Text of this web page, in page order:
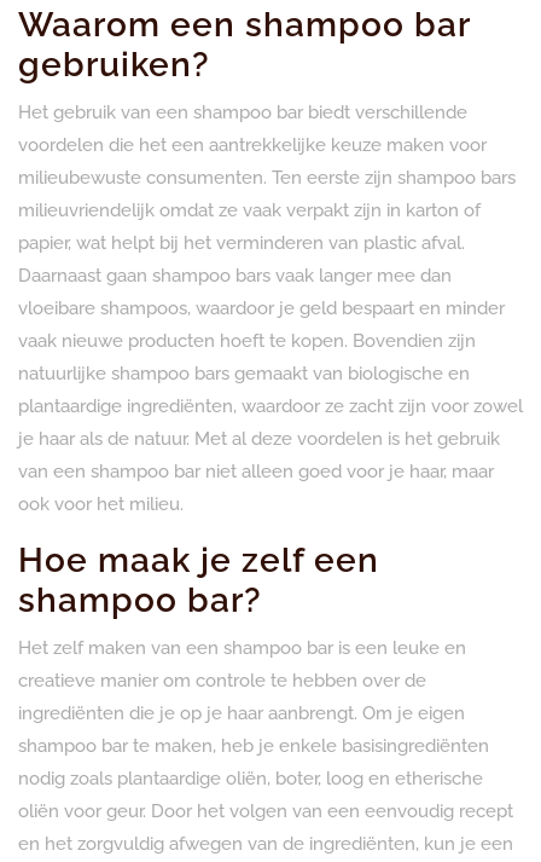
Waarom een shampoo bar
gebruiken?
Het gebruik van een shampoo bar biedt verschillende
voordelen die het een aantrekkelijke keuze maken voor
milieubewuste consumenten. Ten eerste zijn shampoo bars
milieuvriendelijk omdat ze vaak verpakt zijn in karton of
papier, wat helpt bij het verminderen van plastic afval.
Daarnaast gaan shampoo bars vaak langer mee dan
vloeibare shampoos, waardoor je geld bespaart en minder
vaak nieuwe producten hoeft te kopen. Bovendien zijn
natuurlijke shampoo bars gemaakt van biologische en
plantaardige ingrediënten, waardoor ze zacht zijn voor zowel
je haar als de natuur. Met al deze voordelen is het gebruik
van een shampoo bar niet alleen goed voor je haar, maar
ook voor het milieu.
Hoe maak je zelf een
shampoo bar?
Het zelf maken van een shampoo bar is een leuke en
creatieve manier om controle te hebben over de
ingrediënten die je op je haar aanbrengt. Om je eigen
shampoo bar te maken, heb je enkele basisingrediënten
nodig zoals plantaardige oliën, boter, loog en etherische
oliën voor geur. Door het volgen van een eenvoudig recept
en het zorgvuldig afwegen van de ingrediënten, kun je een